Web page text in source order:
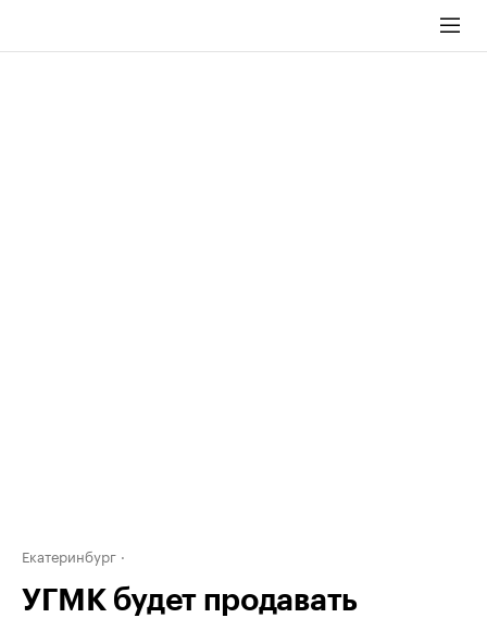
Екатеринбург
УГМК будет продавать